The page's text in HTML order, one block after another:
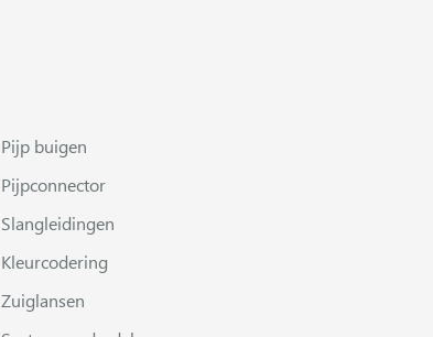
Pijp buigen
Pijpconnector
Slangleidingen
Kleurcodering
Zuiglansen